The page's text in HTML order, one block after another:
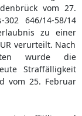
vom 27.
646/14-58/14
zu einer
verurteilt. Nach
wurde die
Straffälligkeit
vom 25. Februar